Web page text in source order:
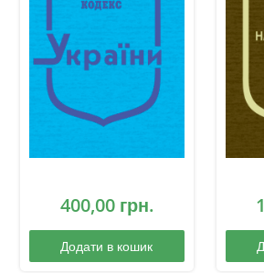
400,00 грн.
Додати в кошик